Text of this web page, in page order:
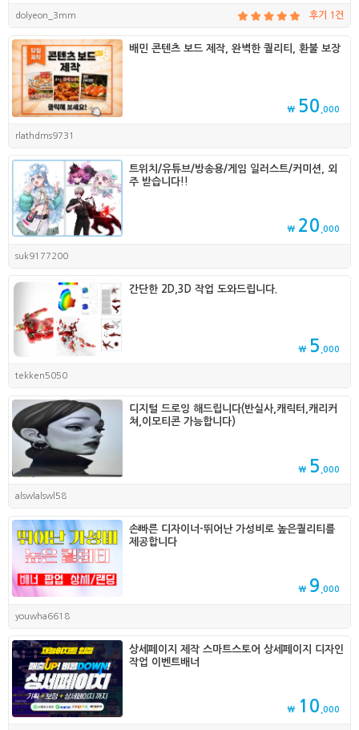
dolyeon_3mm 후기 1건
배민 콘텐츠 보드 제작, 완벽한 퀄리티, 환불 보장
₩ 50 ,000
rlathdms9731
트위치/유튜브/방송용/게임 일러스트/커미션, 외
주 받습니다!!
₩ 20 ,000
suk9177200
간단한 2D,3D 작업 도와드립니다.
₩ 5 ,000
tekken5050
디지털 드로잉 해드립니다(반실사,캐릭터,캐리커
쳐,이모티콘 가능합니다)
₩ 5 ,000
alswlalswl58
손빠른 디자이너-뛰어난 가성비로 높은퀄리티를
제공합니다
₩ 9 ,000
youwha6618
상세페이지 제작 스마트스토어 상세페이지 디자인
작업 이벤트배너
₩ 10 ,000